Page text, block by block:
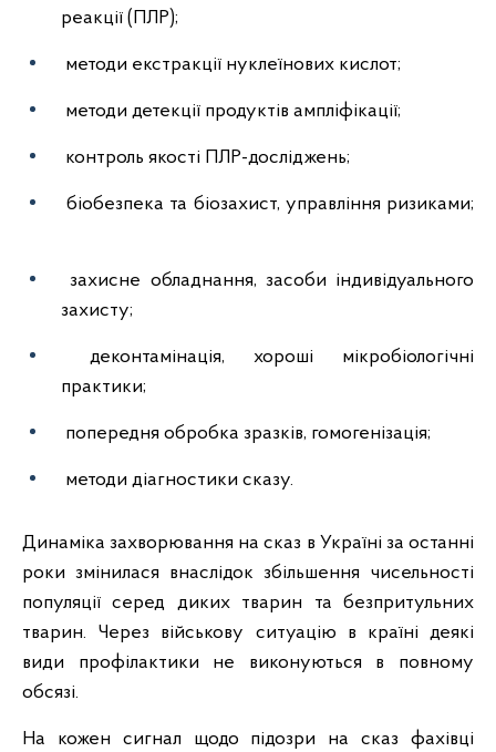
реакції (ПЛР);
методи екстракції нуклеїнових кислот;
методи детекції продуктів ампліфікації;
контроль якості ПЛР-досліджень;
біобезпека та біозахист, управління ризиками;
захисне обладнання, засоби індивідуального
захисту;
деконтамінація, хороші мікробіологічні
практики;
попередня обробка зразків, гомогенізація;
методи діагностики сказу.
Динаміка захворювання на сказ в Україні за останні
роки змінилася внаслідок збільшення чисельності
популяції серед диких тварин та безпритульних
тварин. Через військову ситуацію в країні деякі
види профілактики не виконуються в повному
обсязі.
На кожен сигнал щодо підозри на сказ фахівці